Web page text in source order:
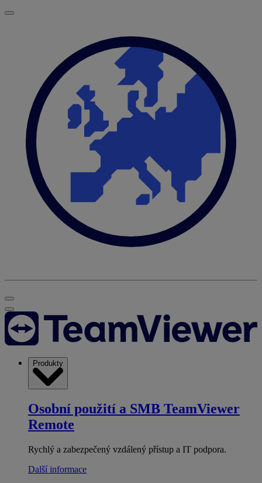
Produkty
Osobní použití a SMB TeamViewer
Remote
Rychlý a zabezpečený vzdálený přístup a IT podpora.
Další informace